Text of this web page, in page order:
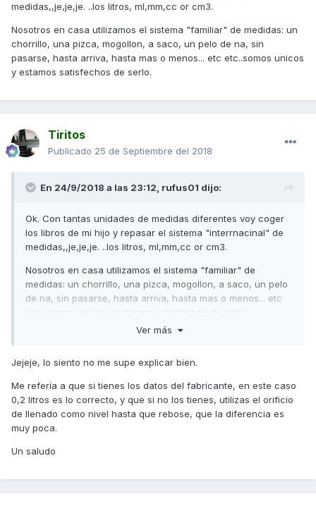
medidas,,je,je,je. ..los litros, ml,mm,cc or cm3.
Nosotros en casa utilizamos el sistema "familiar" de medidas: un
chorrillo, una pizca, mogollon, a saco, un pelo de na, sin
pasarse, hasta arriva, hasta mas o menos... etc etc..somos unicos
y estamos satisfechos de serlo.
Tiritos
Publicado 25 de Septiembre del 2018
En 24/9/2018 a las 23:12, rufus01 dijo:
Ok. Con tantas unidades de medidas diferentes voy coger
los libros de mi hijo y repasar el sistema "interrnacinal" de
medidas,,je,je,je. ..los litros, ml,mm,cc or cm3.
Nosotros en casa utilizamos el sistema "familiar" de
medidas: un chorrillo, una pizca, mogollon, a saco, un pelo
de na, sin pasarse, hasta arriva, hasta mas o menos... etc
etc..somos unicos y estamos satisfechos de serlo.
Ver más
Jejeje, lo siento no me supe explicar bien.
Me refería a que si tienes los datos del fabricante, en este caso
0,2 litros es lo correcto, y que si no los tienes, utilizas el orificio
de llenado como nivel hasta que rebose, que la diferencia es
muy poca.
Un saludo